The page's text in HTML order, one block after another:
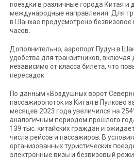
поездки в различные города Китая и
международные направления. Для
в Шанхае предусмотрено
часов.
Дополнительно, аэропорт Пудун в
удобства для транзитников, включая
независимо от класса билета, что
пересадок.
По данным «Воздушных ворот
пассажиропоток из Китая в Пулково
месяцев 2023 года увеличился на
аналогичным периодом прошлого
139 тыс. китайских граждан и
числа рейсов и пассажиров. В
организованных туристических
электронные визы и безвизовый